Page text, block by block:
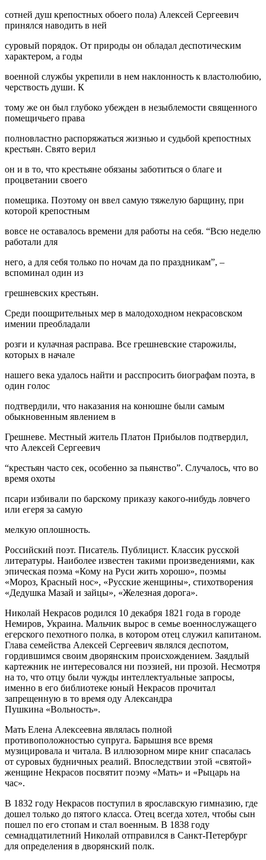
сотней душ крепостных обоего пола) Алексей Сергеевич
принялся наводить в ней
суровый порядок. От природы он обладал деспотическим
характером, а годы
военной службы укрепили в нем наклонность к властолюбию,
черствость души. К
тому же он был глубоко убежден в незыблемости священного
помещичьего права
полновластно распоряжаться жизнью и судьбой крепостных
крестьян. Свято верил
он и в то, что крестьяне обязаны заботиться о благе и
процветании своего
помещика. Поэтому он ввел самую тяжелую барщину, при
которой крепостным
вовсе не оставалось времени для работы на себя. “Всю неделю
работали для
него, а для себя только по ночам да по праздникам”, –
вспоминал один из
грешневских крестьян.
Среди поощрительных мер в малодоходном некрасовском
имении преобладали
розги и кулачная расправа. Все грешневские старожилы,
которых в начале
нашего века удалось найти и расспросить биографам поэта, в
один голос
подтвердили, что наказания на конюшне были самым
обыкновенным явлением в
Грешневе. Местный житель Платон Прибылов подтвердил,
что Алексей Сергеевич
“крестьян часто сек, особенно за пьянство”. Случалось, что во
время охоты
псари избивали по барскому приказу какого-нибудь ловчего
или егеря за самую
мелкую оплошность.
Российский поэт. Писатель. Публицист. Классик русской
литературы. Наиболее известен такими произведениями, как
эпическая поэма «Кому на Руси жить хорошо», поэмы
«Мороз, Красный нос», «Русские женщины», стихотворения
«Дедушка Мазай и зайцы», «Железная дорога».
Николай Некрасов родился 10 декабря 1821 года в городе
Немиров, Украина. Мальчик вырос в семье военнослужащего
егерского пехотного полка, в котором отец служил капитаном.
Глава семейства Алексей Сергеевич являлся деспотом,
гордившимся своим дворянским происхождением. Заядлый
картежник не интересовался ни поэзией, ни прозой. Несмотря
на то, что отцу были чужды интеллектуальные запросы,
именно в его библиотеке юный Некрасов прочитал
запрещенную в то время оду Александра
Пушкина «Вольность».
Мать Елена Алексеевна являлась полной
противоположностью супруга. Барышня все время
музицировала и читала. В иллюзорном мире книг спасалась
от суровых будничных реалий. Впоследствии этой «святой»
женщине Некрасов посвятит поэму «Мать» и «Рыцарь на
час».
В 1832 году Некрасов поступил в ярославскую гимназию, где
дошел только до пятого класса. Отец всегда хотел, чтобы сын
пошел по его стопам и стал военным. В 1838 году
семнадцатилетний Николай отправился в Санкт-Петербург
для определения в дворянский полк.